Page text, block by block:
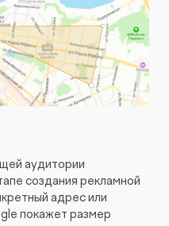
аудитории
создания рекламной
адрес или
покажет размер